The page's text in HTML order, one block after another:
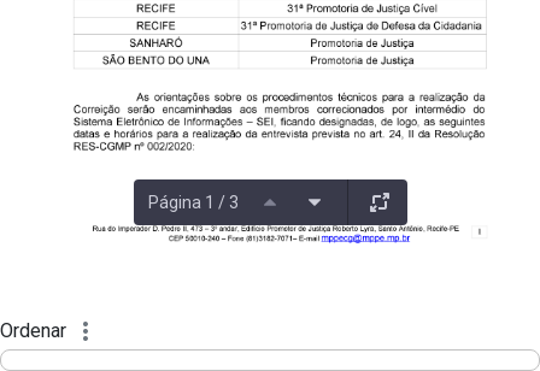
Página 1 / 3
Ordenar